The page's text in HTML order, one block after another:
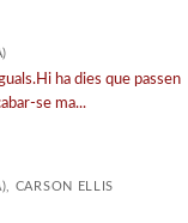
ha dies que passen
se ma...
CARSON ELLIS